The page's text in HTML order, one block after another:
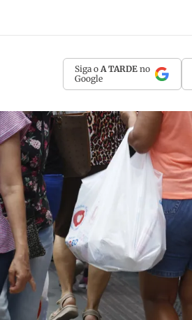
Siga o A TARDE no
Google